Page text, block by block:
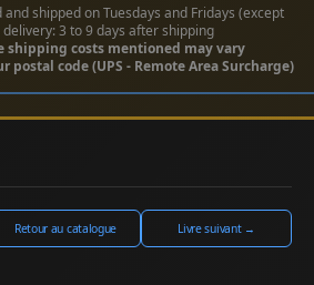
shipped on Tuesdays and Fridays (except
delivery: 3 to 9 days after shipping
shipping costs mentioned may vary
postal code (UPS - Remote Area Surcharge)
Retour au catalogue Livre suivant →